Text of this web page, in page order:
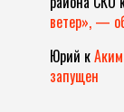
ветер», —
Юрий к
запущен